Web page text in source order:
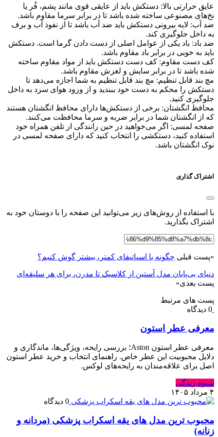
عایق حرارتی بالا: دستکش باید از عایقی قوی مانند پشم، فُر یا
نخ‌های مصنوعی ساخته شده باشد تا در برابر سرما مقاوم باشد.
ضد آب: لایه بیرونی دستکش باید ضد آب باشد تا از نفوذ آب و برف
به داخل جلوگیری کند.
ضد باد: باد یکی از عوامل اصلی از دست دادن گرما است. دستکش
باید به خوبی در برابر باد مقاوم باشد.
کف دست مقاوم: کف دست دستکش باید از مواد مقاوم ساخته
شده باشد تا در برابر سایش و لغزش مقاوم باشد.
مچ بند قابل تنظیم: مچ بند قابل تنظیم به شما اجازه می‌دهد تا
دستکش را محکم به دست خود ببندید و از ورود هوای سرد به داخل
جلوگیری کنید.
محافظ انگشتان: برخی از دستکش‌ها دارای محافظ انگشتان هستند
که از انگشتان شما در برابر ضربه و سرما محافظت می‌کنند.
صفحه لمسی: اگر می‌خواهید در حین رانندگی از تلفن همراه خود
استفاده کنید، دستکشی را انتخاب کنید که دارای صفحه لمسی در
نوک انگشتان باشد.
اشتراک گذاری
با استفاده از روش‌های زیر می‌توانید این صفحه را با دوستان خود به
اشتراک بگذارید.
«پست قبلی چگونه با اسپاتیفای کمتر، بیشتر گوش کنیم؟
دنیای بی‌پایان مدل آستین از کلاسیک تا مدرن، برای هر سلیقه‌ای
پست بعدی»
پست های مرتبط
0 دیدگاه
معرفی عطر استون
معرفی عطر استون Aston؛ بررسی رایحه، ویژگی‌ها، ماندگاری و
دلایل محبوبیت این عطر خاص. راهنمای انتخاب و خرید عطر استون
اصل برای علاقه‌مندان به رایحه‌های لوکس.
شیوه زندگی
۴ مرداد ۱۴۰۵
0 دیدگاه
محبوب ترین مدل های یقه اسکراب پزشکی (مردانه و
زنانه)